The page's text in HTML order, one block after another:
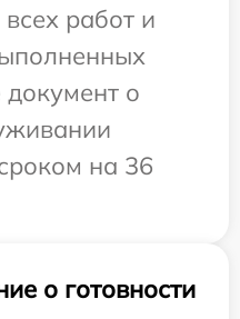
работ и
о
на 36
о готовности